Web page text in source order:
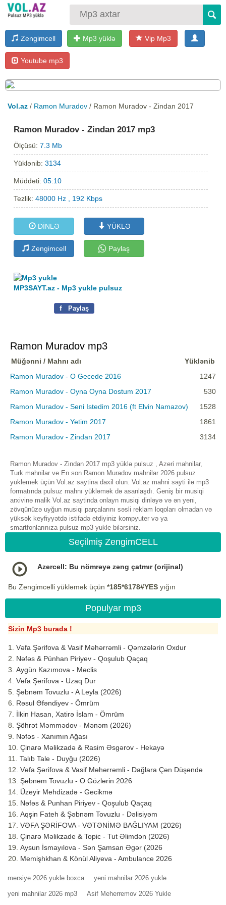
Zengimcell Mp3 yüklə Vip Mp3
Youtube mp3
Vol.az / Ramon Muradov / Ramon Muradov - Zindan 2017
Ramon Muradov - Zindan 2017 mp3
Ölçüsü:7.3 Mb
Yüklənib:3134
Müddəti:05:10
Tezlik:48000 Hz , 192 Kbps
DİNLƏ YÜKLƏ
Zengimcell Paylaş
MP3SAYT.az - Mp3 yukle pulsuz
f Paylaş
Ramon Muradov mp3
Müğənni / Mahnı adı
Yüklənib
Ramon Muradov - O Gecede 2016
1247
Ramon Muradov - Oyna Oyna Dostum 2017
530
Ramon Muradov - Seni Istedim 2016 (ft Elvin Namazov)
1528
Ramon Muradov - Yetim 2017
1861
Ramon Muradov - Zindan 2017
3134
Ramon Muradov - Zindan 2017 mp3 yüklə pulsuz , Azeri mahnilar,
Turk mahnilar ve En son Ramon Muradov mahnilar 2026 pulsuz
yuklemek üçün Vol.az saytina daxil olun. Vol.az mahni sayti ilə mp3
formatında pulsuz mahnı yükləmək də asanlaşdı. Geniş bir musiqi
arxivinə malik Vol.az saytinda onlayn musiqi dinləyə və ən yeni,
zövqünüzə uyğun musiqi parçalarını səsli reklam loqoları olmadan və
yüksək keyfiyyətdə istifadə etdiyiniz kompyuter və ya
smartfonlarınıza pulsuz mp3 yukle bilərsiniz.
Seçilmiş ZengimCELL
Azercell: Bu nömrəyə zəng çatmır (orijinal)
Bu Zengimcelli yükləmək üçün *185*6178#YES yığın
Populyar mp3
Sizin Mp3 burada !
Vəfa Şərifova & Vasif Məhərrəmli - Qəmzələrin Oxdur
Nəfəs & Pünhan Piriyev - Qoşulub Qaçaq
Aygün Kazımova - Məclis
Vəfa Şərifova - Uzaq Dur
Şəbnəm Tovuzlu - A Leyla (2026)
Rəsul Əfəndiyev - Ömrüm
İlkin Hasan, Xatirə İslam - Ömrüm
Şöhrət Məmmədov - Mənəm (2026)
Nəfəs - Xanımın Ağası
Çinarə Məlikzadə & Rasim Əsgərov - Hekayə
Talıb Tale - Duyğu (2026)
Vəfa Şərifova & Vasif Məhərrəmli - Dağlara Çən Düşəndə
Şəbnəm Tovuzlu - O Gözlərin 2026
Üzeyir Mehdizadə - Gecikmə
Nəfəs & Punhan Piriyev - Qoşulub Qaçaq
Aqşin Fateh & Şəbnəm Tovuzlu - Dəlisiyəm
VƏFA ŞƏRİFOVA - VƏTƏNİMƏ BAĞLIYAM (2026)
Çinarə Məlikzade & Topic - Tut Əlimdən (2026)
Aysun İsmayılova - Sən Şamsan Əgər (2026
Memişhkhan & Könül Aliyeva - Ambulance 2026
mersiye 2026 yukle boxca yeni mahnilar 2026 yukle
yeni mahnilar 2026 mp3 Asif Meherremov 2026 Yukle